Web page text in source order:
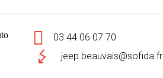
03 44 06 07 70
jeep.beauvais@sofida.fr